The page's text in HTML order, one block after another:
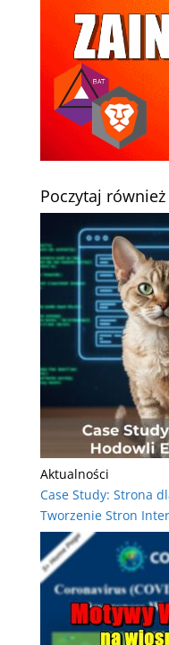
Poczytaj również
Aktualności
Case Study: Strona
Tworzenie Stron